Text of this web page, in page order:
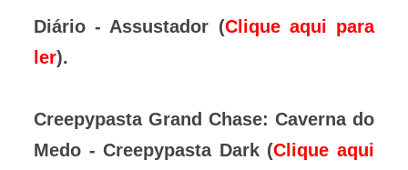
Diário - Assustador (Clique aqui para
ler).
Creepypasta Grand Chase: Caverna do
Medo - Creepypasta Dark (Clique aqui